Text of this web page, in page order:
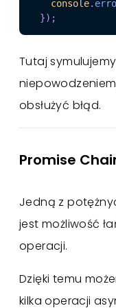
console.
}) ;
Tutaj
obsłużyć błąd.
Promise
Jedną z
jest możliwość
operacji.
Dzięki temu
kilka operacji